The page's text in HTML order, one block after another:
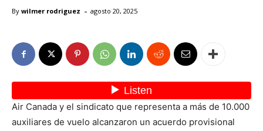
By wilmer rodriguez - agosto 20, 2025
Air Canada y el sindicato que representa a más de 10.000
auxiliares de vuelo alcanzaron un acuerdo provisional